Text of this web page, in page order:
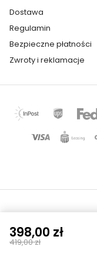
398,00 zł
419,00 zł
Dostawa
Regulamin
Bezpieczne płatności
Zwroty i reklamacje